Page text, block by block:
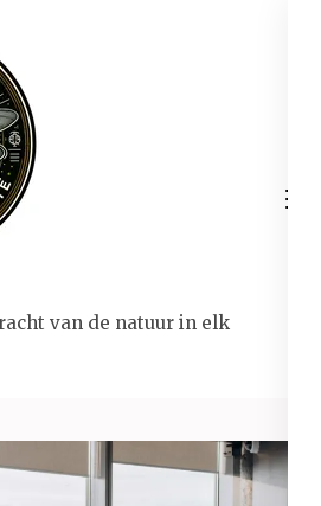
van de natuur in elk